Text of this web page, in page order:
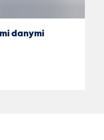
danymi